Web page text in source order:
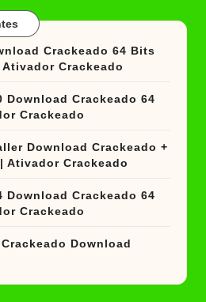
Crackeado 64 Bits
Crackeado
Download Crackeado 64
Crackeado
Download Crackeado +
Ativador Crackeado
Download Crackeado 64
Crackeado
Crackeado Download